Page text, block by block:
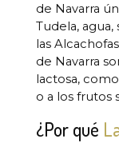
de Navarra
Tudela,
las
de Navarra
lactosa,
o a los frutos
¿Por qué